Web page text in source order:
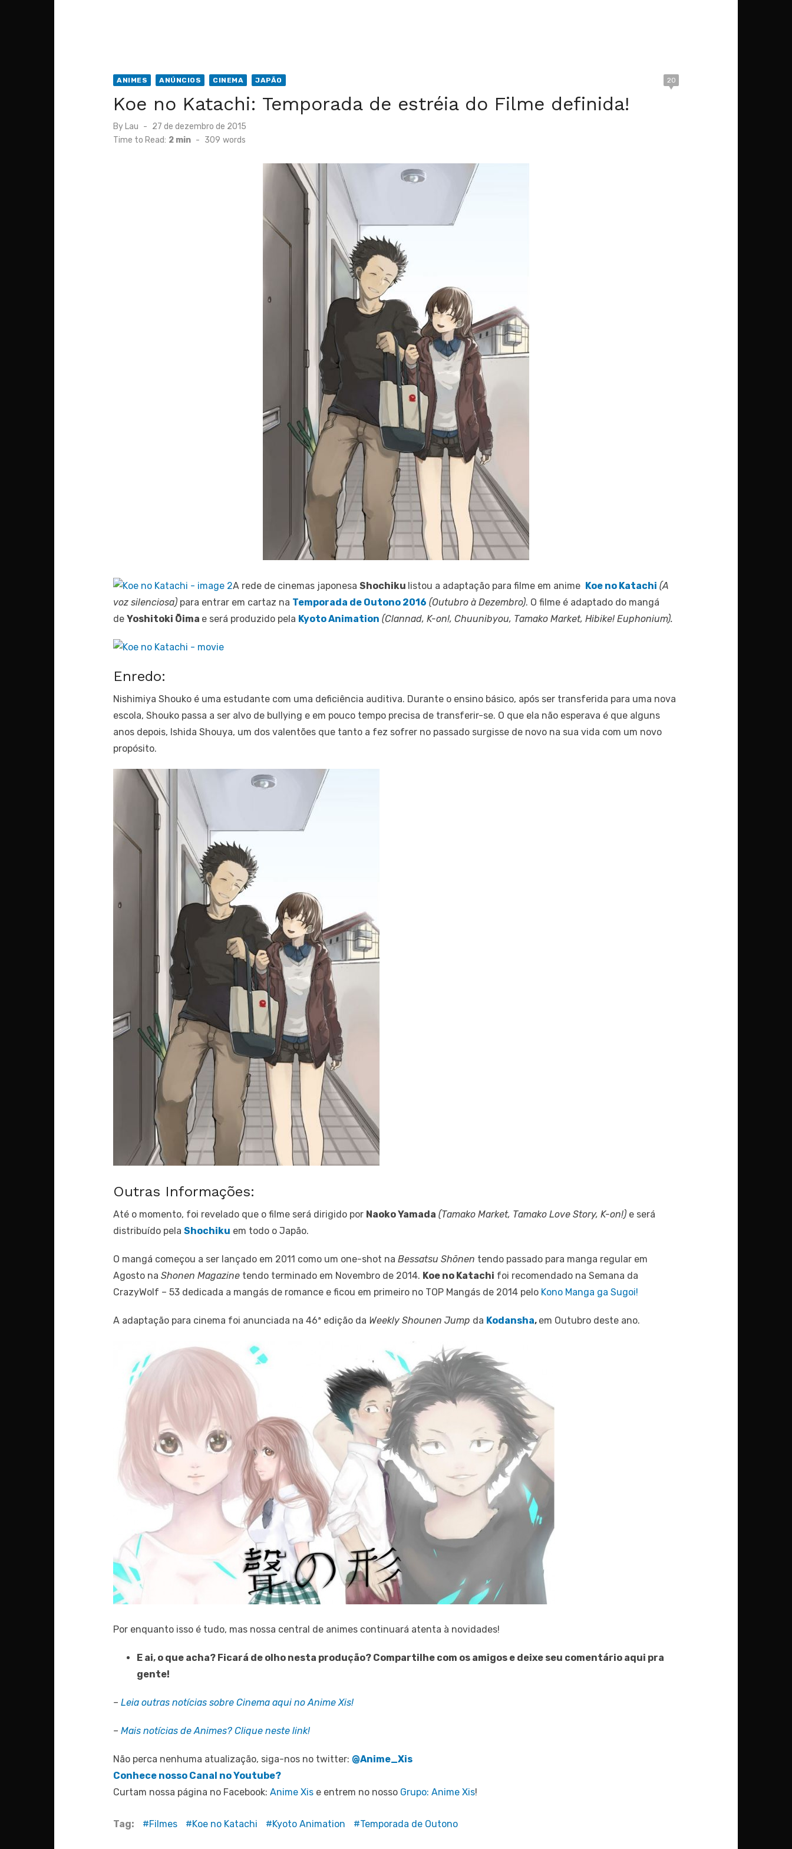
ANIMES ANÚNCIOS CINEMA JAPÃO 20
Koe no Katachi: Temporada de estréia do Filme definida!
By Lau
Posted
on
27 de dezembro de 2015
Time to Read: 2 min - 309 words
A rede de cinemas japonesa Shochiku listou a adaptação para filme em anime Koe no Katachi (A
voz silenciosa) para entrar em cartaz na Temporada de Outono 2016 (Outubro à Dezembro). O filme é adaptado do mangá
de Yoshitoki Ōima e será produzido pela Kyoto Animation (Clannad, K-on!, Chuunibyou, Tamako Market, Hibike! Euphonium).
Enredo:
Nishimiya Shouko é uma estudante com uma deficiência auditiva. Durante o ensino básico, após ser transferida para uma nova
escola, Shouko passa a ser alvo de bullying e em pouco tempo precisa de transferir-se. O que ela não esperava é que alguns
anos depois, Ishida Shouya, um dos valentões que tanto a fez sofrer no passado surgisse de novo na sua vida com um novo
propósito.
Outras Informações:
Até o momento, foi revelado que o filme será dirigido por Naoko Yamada (Tamako Market, Tamako Love Story, K-on!) e será
distribuído pela Shochiku em todo o Japão.
O mangá começou a ser lançado em 2011 como um one-shot na Bessatsu Shōnen tendo passado para manga regular em
Agosto na Shonen Magazine tendo terminado em Novembro de 2014. Koe no Katachi foi recomendado na Semana da
CrazyWolf – 53 dedicada a mangás de romance e ficou em primeiro no TOP Mangás de 2014 pelo Kono Manga ga Sugoi!
A adaptação para cinema foi anunciada na 46ª edição da Weekly Shounen Jump da Kodansha, em Outubro deste ano.
Por enquanto isso é tudo, mas nossa central de animes continuará atenta à novidades!
E ai, o que acha? Ficará de olho nesta produção? Compartilhe com os amigos e deixe seu comentário aqui pra
gente!
– Leia outras notícias sobre Cinema aqui no Anime Xis!
– Mais notícias de Animes? Clique neste link!
Não perca nenhuma atualização, siga-nos no twitter: @Anime_Xis
Conhece nosso Canal no Youtube?
Curtam nossa página no Facebook: Anime Xis e entrem no nosso Grupo: Anime Xis!
Tag: Filmes Koe no Katachi Kyoto Animation Temporada de Outono